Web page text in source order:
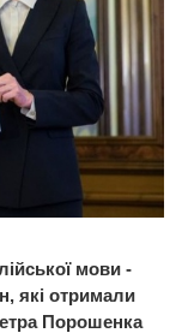
мови -
які отримали
Порошенка